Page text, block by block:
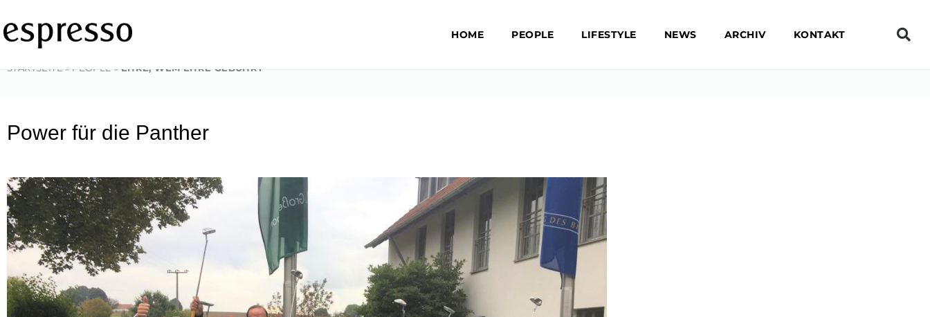
Inhalt
springen
HOME PEOPLE LIFESTYLE NEWS ARCHIV KONTAKT
STARTSEITE » PEOPLE » EHRE, WEM EHRE GEBÜHRT
Power für die Panther